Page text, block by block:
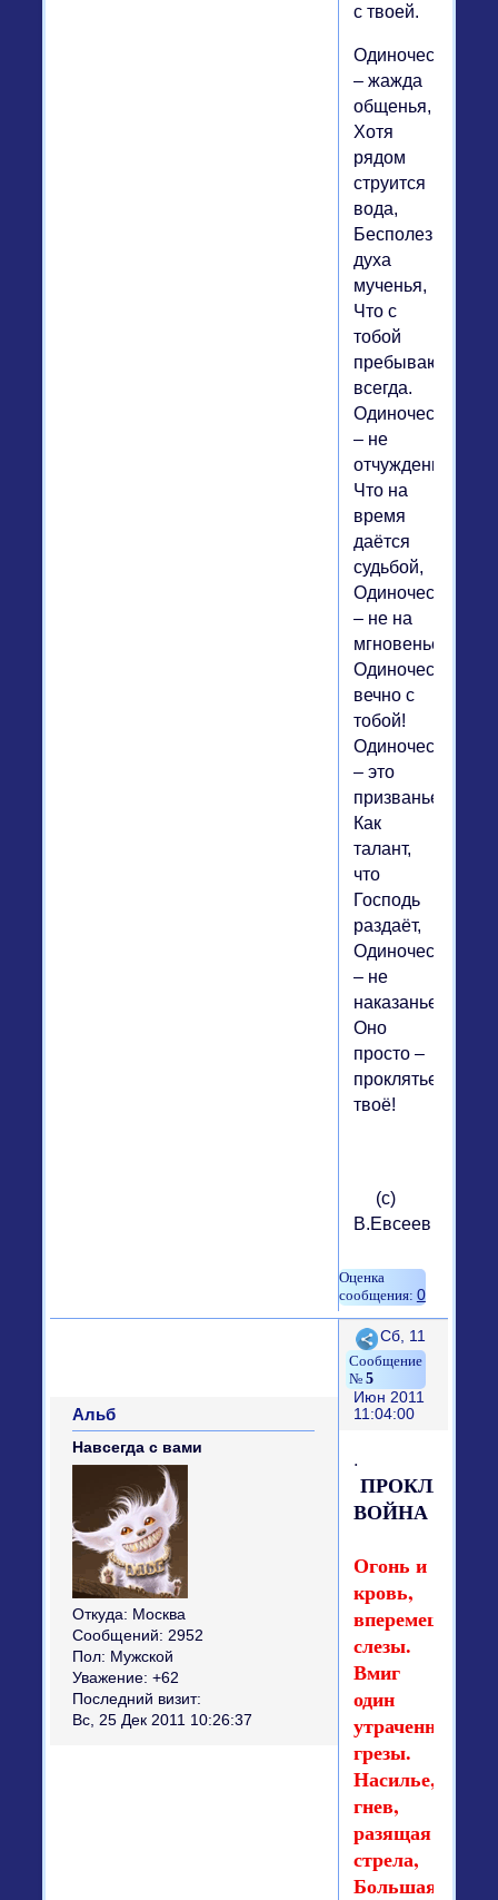
с твоей.
Одиночество
– жажда
общенья,
Хотя
рядом
струится
вода,
Бесполезности
духа
мученья,
Что с
тобой
пребывают
всегда.
Одиночество
– не
отчужденье,
Что на
время
даётся
судьбой,
Одиночество
– не на
мгновенье,
Одиночество
вечно с
тобой!
Одиночество
– это
призванье,
Как
талант,
что
Господь
раздаёт,
Одиночество
– не
наказанье,
Оно
просто –
проклятье
твоё!
(с)
В.Евсеев
0
Поделиться
5
Сб, 11
Июн 2011
11:04:00
Альб
Навсегда с вами
Откуда: Москва
Сообщений: 2952
Пол: Мужской
Уважение: +62
Последний визит:
Вс, 25 Дек 2011 10:26:37
.
ПРОКЛЯТАЯ
ВОЙНА
Огонь и
кровь,
вперемешку
слезы.
Вмиг
один
утраченные
грезы.
Насилье,
гнев,
разящая
стрела,
Большая